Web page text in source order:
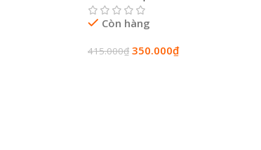
Còn hàng
415.000₫ 350.000₫